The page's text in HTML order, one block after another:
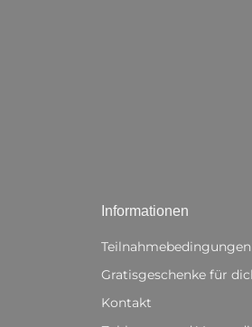
Informationen
Gratisgeschenke für
Kontakt